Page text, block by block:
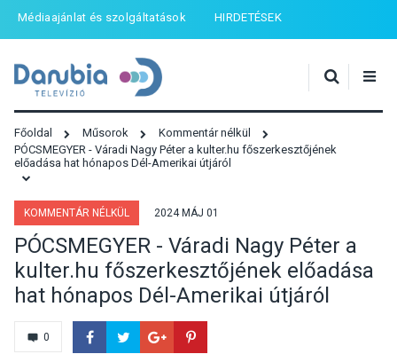
Médiaajánlat és szolgáltatások HIRDETÉSEK
Főoldal Műsorok
Kommentár nélkül
PÓCSMEGYER - Váradi Nagy Péter a kulter.hu főszerkesztőjének
előadása hat hónapos Dél-Amerikai útjáról
KOMMENTÁR NÉLKÜL 2024 MÁJ 01
PÓCSMEGYER - Váradi Nagy Péter a
kulter.hu főszerkesztőjének előadása
hat hónapos Dél-Amerikai útjáról
0